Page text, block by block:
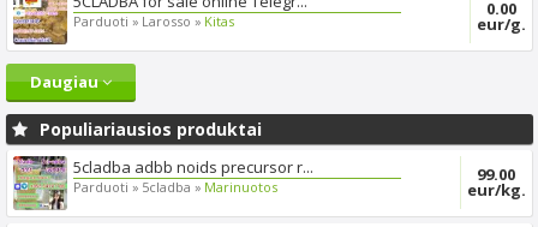
Parduoti » Larosso » Kitas
0.00
eur/g.
Daugiau
Populiariausios produktai
5cladba adbb noids precursor r...
Parduoti » 5cladba » Marinuotos
99.00
eur/kg.